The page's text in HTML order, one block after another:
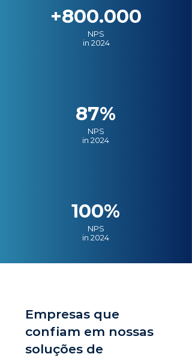
+800.000
NPS
in 2024
87%
NPS
in 2024
100%
NPS
in 2024
Empresas que
confiam em nossas
soluções de